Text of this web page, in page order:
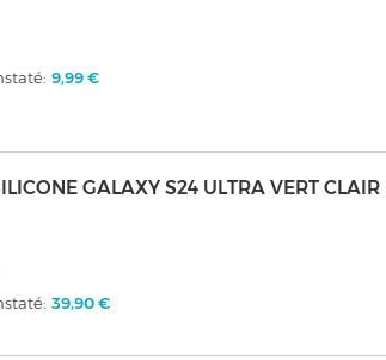
9,99 €
GALAXY S24 ULTRA VERT CLAIR
39,90 €